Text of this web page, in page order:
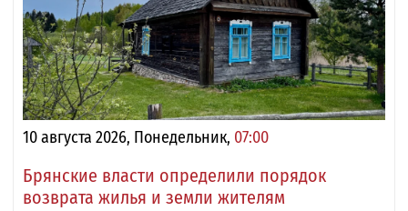
10 августа 2026, Понедельник, 07:00
Брянские власти определили порядок
возврата жилья и земли жителям